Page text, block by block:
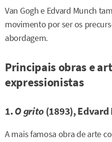
Van Gogh e Edvard Munch
movimento por ser os
abordagem.
Principais obras e
expressionistas
1.O grito(1893), Edvard
A mais famosa obra de arte